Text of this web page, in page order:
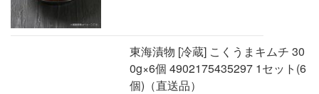
東海漬物 [冷蔵] こくうまキムチ 30
0g×6個 4902175435297 1セット(6
個)（直送品）